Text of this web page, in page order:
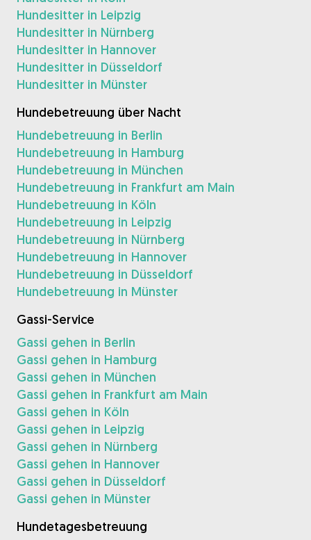
Hundesitter in Leipzig
Hundesitter in Nürnberg
Hundesitter in Hannover
Hundesitter in Düsseldorf
Hundesitter in Münster
Hundebetreuung über Nacht
Hundebetreuung in Berlin
Hundebetreuung in Hamburg
Hundebetreuung in München
Hundebetreuung in Frankfurt am Main
Hundebetreuung in Köln
Hundebetreuung in Leipzig
Hundebetreuung in Nürnberg
Hundebetreuung in Hannover
Hundebetreuung in Düsseldorf
Hundebetreuung in Münster
Gassi-Service
Gassi gehen in Berlin
Gassi gehen in Hamburg
Gassi gehen in München
Gassi gehen in Frankfurt am Main
Gassi gehen in Köln
Gassi gehen in Leipzig
Gassi gehen in Nürnberg
Gassi gehen in Hannover
Gassi gehen in Düsseldorf
Gassi gehen in Münster
Hundetagesbetreuung